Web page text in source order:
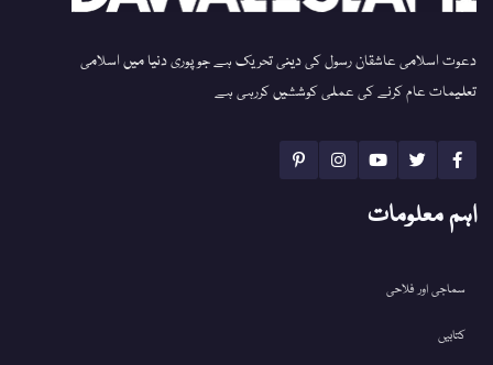
دعوت اسلامی عاشقان رسول کی دینی تحریک ہے جو پوری دنیا میں اسلامی
تعلیمات عام کرنے کی عملی کوششیں کررہی ہے
اہم معلومات
سماجی اور فلاحی
کتابیں